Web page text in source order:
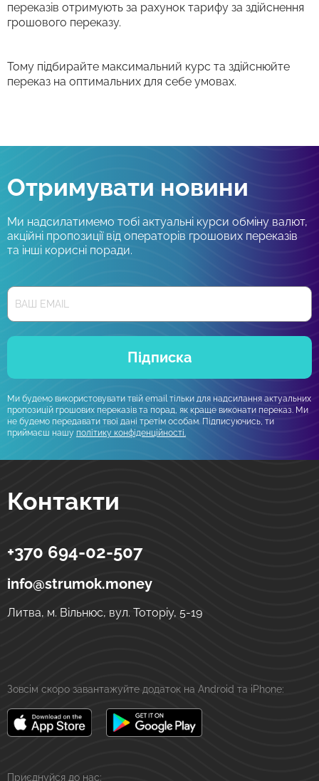
переказів отримують за рахунок тарифу за здійснення
грошового переказу.
Тому підбирайте максимальний курс та здійснюйте
переказ на оптимальних для себе умовах.
Отримувати новини
Ми надсилатимемо тобі актуальні курси обміну валют,
акційні пропозиції від операторів грошових переказів
та інші корисні поради.
Підписка
Ми будемо використовувати твій email тільки для надсилання актуальних
пропозицій грошових переказів та порад, як краще виконати переказ. Ми
не будемо передавати твої дані третім особам. Підписуючись, ти
приймаєш нашу політику конфіденційності.
Контакти
Strumok
Грошові перекази в Україну
вул. Тоторіу, 5-19
+370 694-02-507
info@strumok.money
Литва, м. Вільнюс, вул. Тоторіу, 5-19
Зовсім скоро завантажуйте додаток на Android та iPhone:
Приєднуйся до нас: